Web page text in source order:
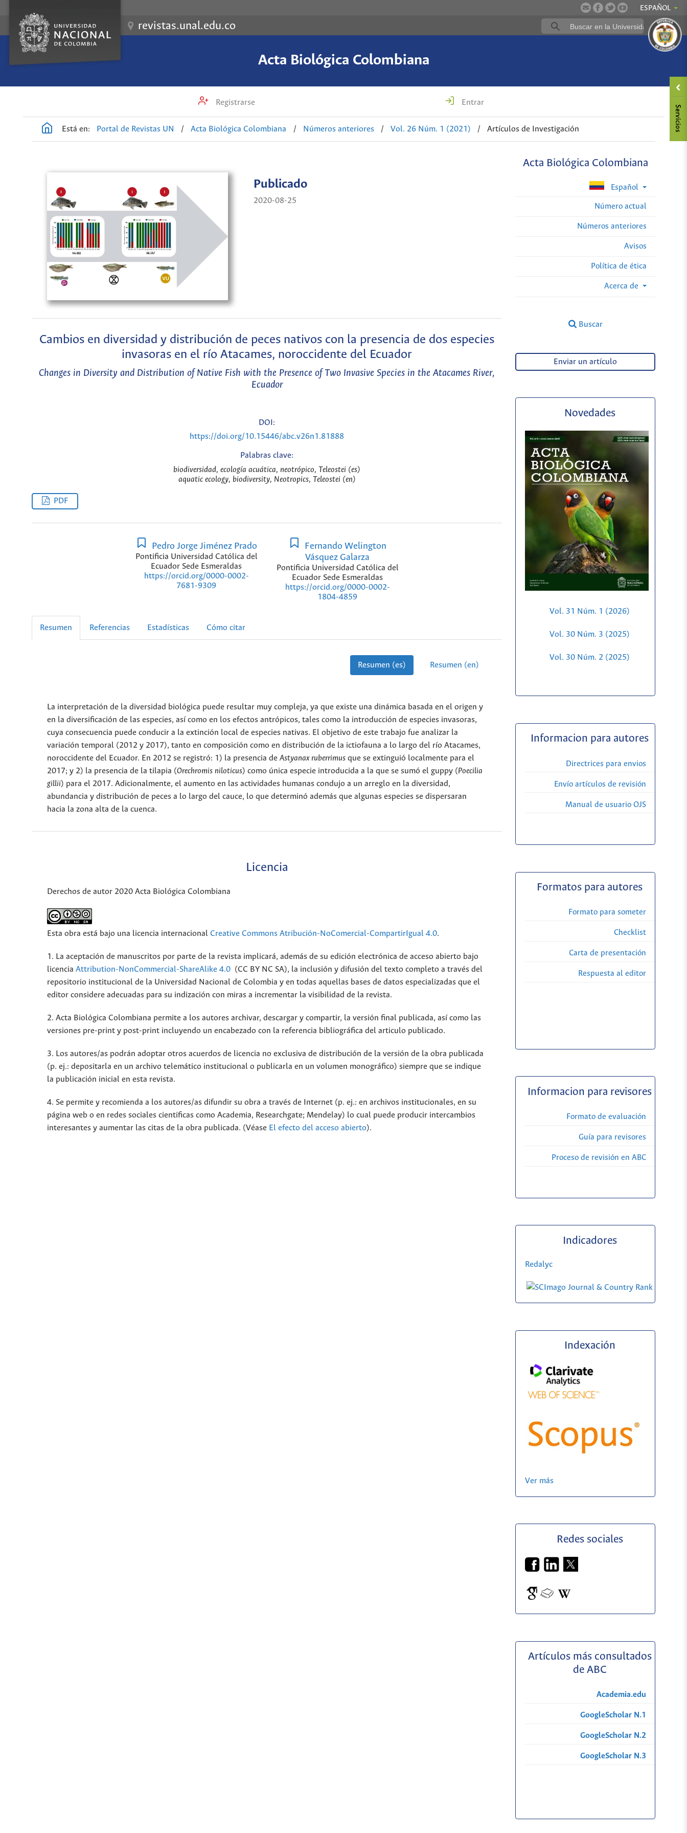
ESPAÑOL
revistas.unal.edu.co
Acta Biológica Colombiana
Registrarse Entrar
Está en: Portal de Revistas UN / Acta Biológica Colombiana / Números anteriores / Vol. 26 Núm. 1 (2021) / Artículos de Investigación
Acta Biológica Colombiana
Español
Número actual
Números anteriores
Avisos
Política de ética
Acerca de
Buscar
Publicado
2020-08-25
Cambios en diversidad y distribución de peces nativos con la presencia de dos especies
invasoras en el río Atacames, noroccidente del Ecuador
Changes in Diversity and Distribution of Native Fish with the Presence of Two Invasive Species in the Atacames River,
Ecuador
DOI:
https://doi.org/10.15446/abc.v26n1.81888
Palabras clave:
biodiversidad, ecología acuática, neotrópico, Teleostei (es)
aquatic ecology, biodiversity, Neotropics, Teleostei (en)
PDF
Pedro Jorge Jiménez Prado
Pontificia Universidad Católica del
Ecuador Sede Esmeraldas
https://orcid.org/0000-0002-
7681-9309
Fernando Welington
Vásquez Galarza
Pontificia Universidad Católica del
Ecuador Sede Esmeraldas
https://orcid.org/0000-0002-
1804-4859
Resumen Referencias Estadísticas Cómo citar
Resumen (es) Resumen (en)
La interpretación de la diversidad biológica puede resultar muy compleja, ya que existe una dinámica basada en el origen y
en la diversificación de las especies, así como en los efectos antrópicos, tales como la introducción de especies invasoras,
cuya consecuencia puede conducir a la extinción local de especies nativas. El objetivo de este trabajo fue analizar la
variación temporal (2012 y 2017), tanto en composición como en distribución de la ictiofauna a lo largo del río Atacames,
noroccidente del Ecuador. En 2012 se registró: 1) la presencia de Astyanax ruberrimus que se extinguió localmente para el
2017; y 2) la presencia de la tilapia (Orechromis niloticus) como única especie introducida a la que se sumó el guppy (Poecilia
gillii) para el 2017. Adicionalmente, el aumento en las actividades humanas condujo a un arreglo en la diversidad,
abundancia y distribución de peces a lo largo del cauce, lo que determinó además que algunas especies se dispersaran
hacia la zona alta de la cuenca.
Licencia
Derechos de autor 2020 Acta Biológica Colombiana
Esta obra está bajo una licencia internacional Creative Commons Atribución-NoComercial-CompartirIgual 4.0.
1. La aceptación de manuscritos por parte de la revista implicará, además de su edición electrónica de acceso abierto bajo
licencia Attribution-NonCommercial-ShareAlike 4.0 (CC BY NC SA), la inclusión y difusión del texto completo a través del
repositorio institucional de la Universidad Nacional de Colombia y en todas aquellas bases de datos especializadas que el
editor considere adecuadas para su indización con miras a incrementar la visibilidad de la revista.
2. Acta Biológica Colombiana permite a los autores archivar, descargar y compartir, la versión final publicada, así como las
versiones pre-print y post-print incluyendo un encabezado con la referencia bibliográfica del articulo publicado.
3. Los autores/as podrán adoptar otros acuerdos de licencia no exclusiva de distribución de la versión de la obra publicada
(p. ej.: depositarla en un archivo telemático institucional o publicarla en un volumen monográfico) siempre que se indique
la publicación inicial en esta revista.
4. Se permite y recomienda a los autores/as difundir su obra a través de Internet (p. ej.: en archivos institucionales, en su
página web o en redes sociales cientificas como Academia, Researchgate; Mendelay) lo cual puede producir intercambios
interesantes y aumentar las citas de la obra publicada. (Véase El efecto del acceso abierto).
Enviar un artículo
Novedades
Vol. 31 Núm. 1 (2026)
Vol. 30 Núm. 3 (2025)
Vol. 30 Núm. 2 (2025)
Informacion para autores
Directrices para envios
Envío artículos de revisión
Manual de usuario OJS
Formatos para autores
Formato para someter
Checklist
Carta de presentación
Respuesta al editor
Informacion para revisores
Formato de evaluación
Guía para revisores
Proceso de revisión en ABC
Indicadores
Redalyc
Indexación
Ver más
Redes sociales
Artículos más consultados
de ABC
Academia.edu
GoogleScholar N.1
GoogleScholar N.2
GoogleScholar N.3